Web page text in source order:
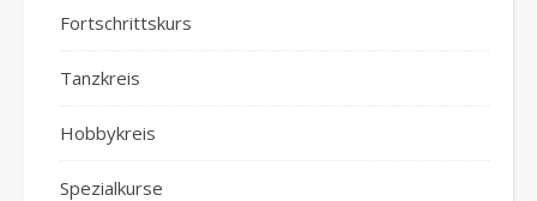
Fortschrittskurs
Tanzkreis
Hobbykreis
Spezialkurse